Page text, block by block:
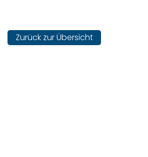
Zurück zur Übersicht